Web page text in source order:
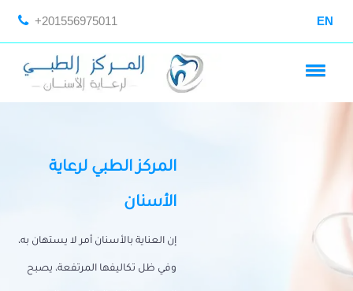
+201556975011 EN
المركز الطبي لرعاية
الأسنان
إن العناية بالأسنان أمر لا يستهان به،
وفي ظل تكاليفها المرتفعة، يصبح